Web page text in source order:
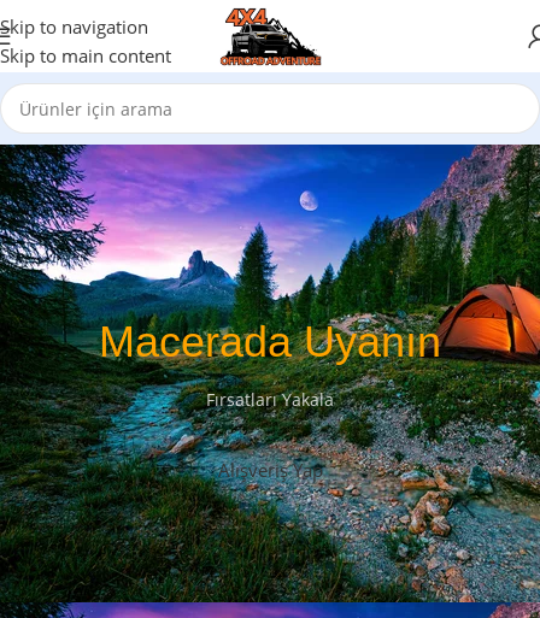
Skip to navigation
Skip to main content
Macerada Uyanın
Fırsatları Yakala
Alışveriş Yap